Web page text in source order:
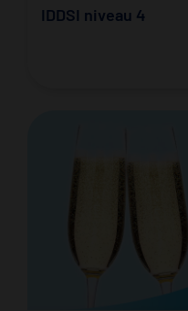
IDDSI niveau 4